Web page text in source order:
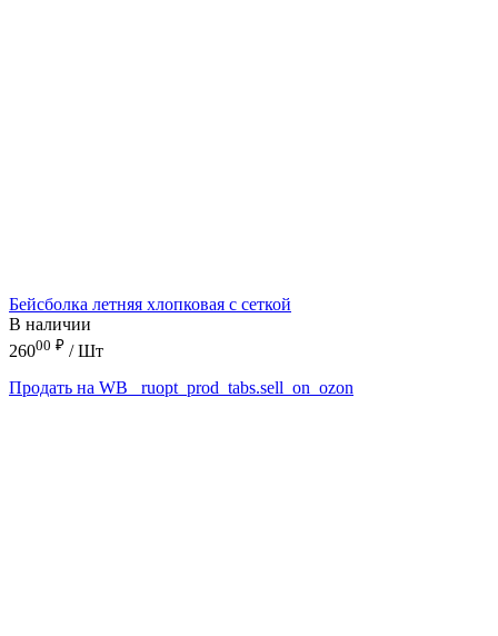
Бейсболка летняя хлопковая с сеткой
В наличии
26000 ₽ / Шт
Продать на WB
_ruopt_prod_tabs.sell_on_ozon